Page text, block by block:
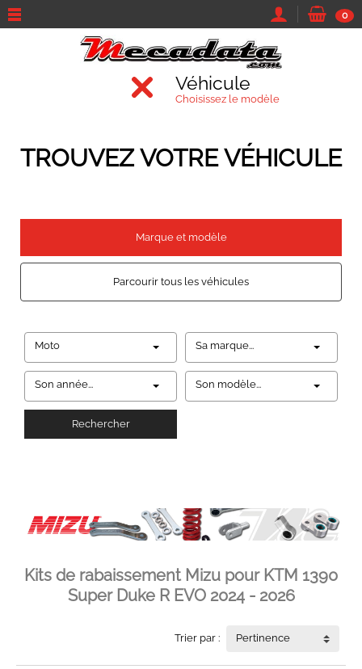
0
Véhicule
Choisissez le modèle
TROUVEZ VOTRE VÉHICULE
Marque et modèle
Parcourir tous les véhicules
Moto Sa marque...
Son année... Son modèle...
Rechercher
Kits de rabaissement Mizu pour KTM 1390
Super Duke R EVO 2024 - 2026
Trier par : Pertinence